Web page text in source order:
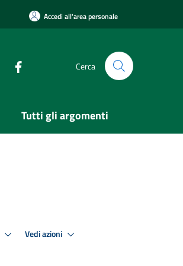
Accedi all'area personale
Cerca
Tutti gli argomenti
Vedi azioni